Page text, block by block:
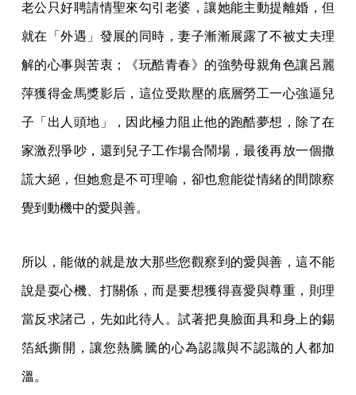
老公只好聘請情聖來勾引老婆，讓她能主動提離婚，但
就在「外遇」發展的同時，妻子漸漸展露了不被丈夫理
解的心事與苦衷；《玩酷青春》的強勢母親角色讓呂麗
萍獲得金馬獎影后，這位受欺壓的底層勞工一心強逼兒
子「出人頭地」，因此極力阻止他的跑酷夢想，除了在
家激烈爭吵，還到兒子工作場合鬧場，最後再放一個撒
謊大絕，但她愈是不可理喻，卻也愈能從情緒的間隙察
覺到動機中的愛與善。
所以，能做的就是放大那些您觀察到的愛與善，這不能
說是耍心機、打關係，而是要想獲得喜愛與尊重，則理
當反求諸己，先如此待人。試著把臭臉面具和身上的錫
箔紙撕開，讓您熱騰騰的心為認識與不認識的人都加
溫。